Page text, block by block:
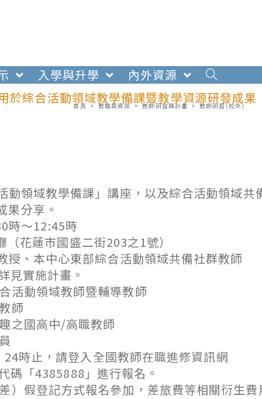
入學與升學
內外資源
於綜合活動領域教學備課暨教學資源研發成果
首頁 > 教職員資訊 > 教師研習與計畫 > 教師研習(校外)
域教學備課」講座，以及綜合活動領域共
果分享。
～12:45時
蓮市國盛二街203之1號）
本中心東部綜合活動領域共備社群教師
實施計畫。
動領域教師暨輔導教師
師
國高中/高職教師
時止，請登入全國教師在職進修資訊網
「4385888」進行報名。
）假登記方式報名參加，差旅費等相關衍生